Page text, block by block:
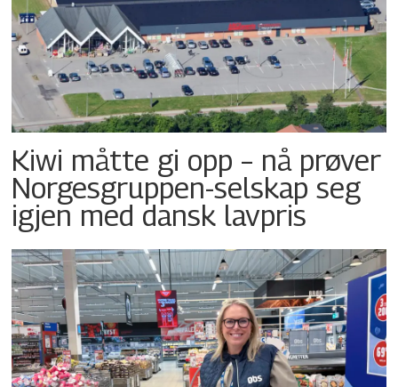
Kiwi måtte gi opp – nå prøver
Norgesgruppen-selskap seg
igjen med dansk lavpris